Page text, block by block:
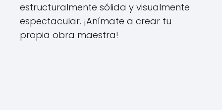
estructuralmente sólida y visualmente
espectacular. ¡Anímate a crear tu
propia obra maestra!